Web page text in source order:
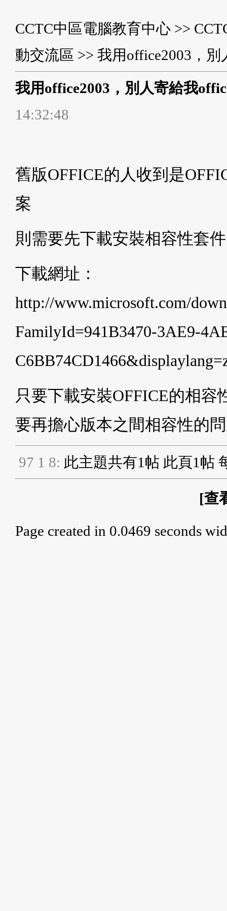
CCTC中區電腦教育中心 >>
動交流區 >> 我用office2003，
我用office2003，別人寄給我
14:32:48
舊版OFFICE的人收到是
案
則需要先下載安裝相容性套件
下載網址：
http://www.microsoft.com/
FamilyId=941B3470-3AE9-
只要下載安裝OFFICE的相容
要再擔心版本之間相容性的
97 1 8: 此主題共有1帖 此頁1帖
[查
Page created in 0.0469 seconds